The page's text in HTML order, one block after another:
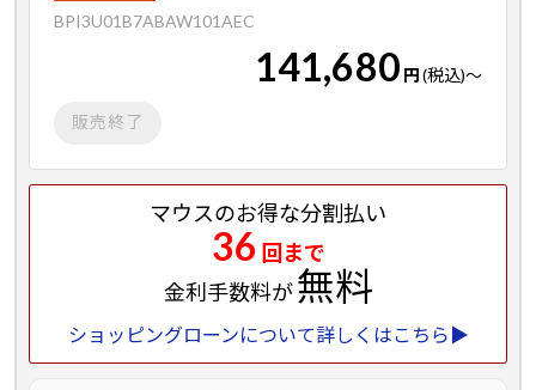
BPI3U01B7ABAW101AEC
141,680 円(税込)～
販売終了
マウスのお得な分割払い
36 回まで
金利手数料が無料
ショッピングローンについて詳しくはこちら▶